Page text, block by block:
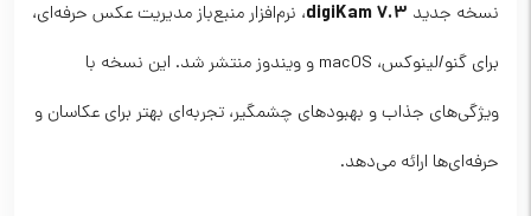
نسخه جدید digiKam 7.3، نرم‌افزار منبع‌باز مدیریت عکس حرفه‌ای،
برای گنو/لینوکس، macOS و ویندوز منتشر شد. این نسخه با
ویژگی‌های جذاب و بهبودهای چشمگیر، تجربه‌ای بهتر برای عکاسان و
حرفه‌ای‌ها ارائه می‌دهد.